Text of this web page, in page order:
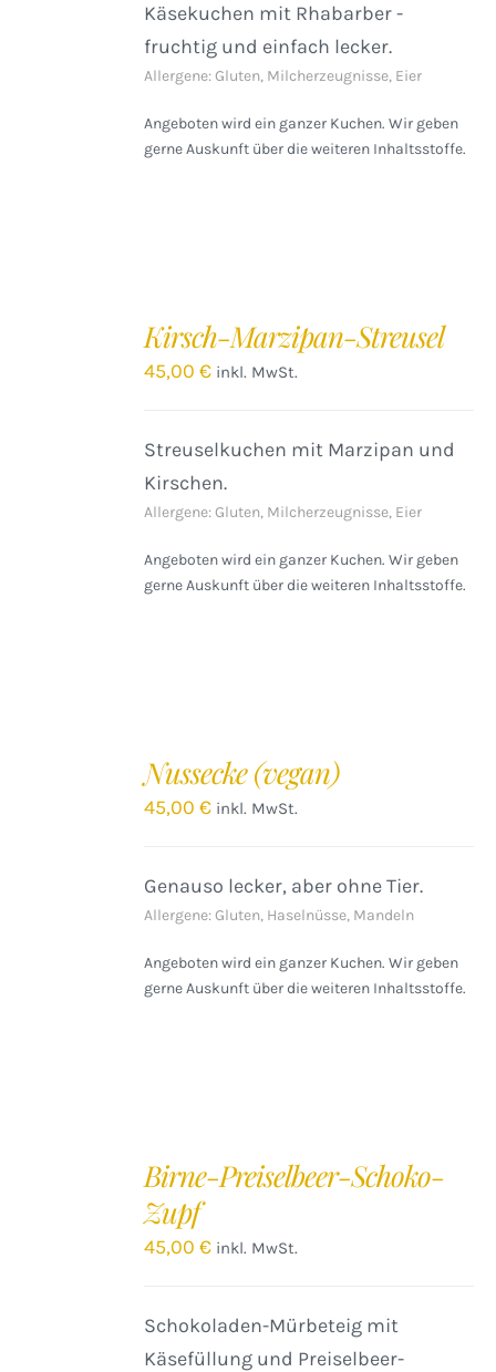
Käsekuchen mit Rhabarber -
fruchtig und einfach lecker.
Allergene: Gluten, Milcherzeugnisse, Eier
Angeboten wird ein ganzer Kuchen. Wir geben
gerne Auskunft über die weiteren Inhaltsstoffe.
Kirsch-Marzipan-Streusel
45,00€ inkl. MwSt.
Streuselkuchen mit Marzipan und
Kirschen.
Allergene: Gluten, Milcherzeugnisse, Eier
Angeboten wird ein ganzer Kuchen. Wir geben
gerne Auskunft über die weiteren Inhaltsstoffe.
Nussecke (vegan)
45,00€ inkl. MwSt.
Genauso lecker, aber ohne Tier.
Allergene: Gluten, Haselnüsse, Mandeln
Angeboten wird ein ganzer Kuchen. Wir geben
gerne Auskunft über die weiteren Inhaltsstoffe.
Birne-Preiselbeer-Schoko-
Zupf
45,00€ inkl. MwSt.
Schokoladen-Mürbeteig mit
Käsefüllung und Preiselbeer-